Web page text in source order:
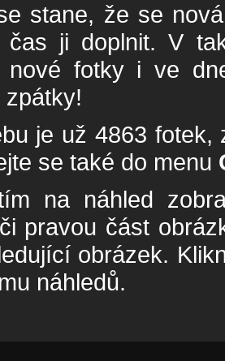
stane, že se
čas ji doplnit. V
nové fotky i ve
zpátky!
je už 4863
se také do menu
na náhled
pravou část
obrázek.
náhledů.